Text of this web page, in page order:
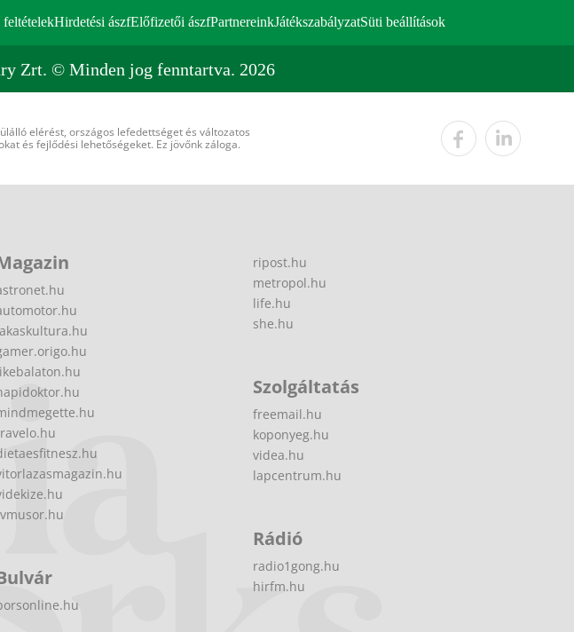
feltételekHirdetési ászfElőfizetői ászfPartnereinkJátékszabályzatSüti beállítások
Zrt. © Minden jog fenntartva. 2026
elérést, országos lefedettséget és változatos
és fejlődési lehetőségeket. Ez jövőnk záloga.
ripost.hu
metropol.hu
life.hu
she.hu
Szolgáltatás
freemail.hu
koponyeg.hu
videa.hu
lapcentrum.hu
Rádió
radio1gong.hu
hirfm.hu